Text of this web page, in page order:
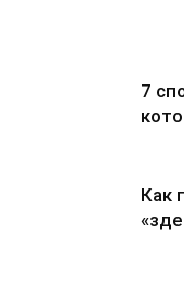
7
Как